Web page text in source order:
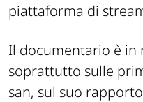
piattaforma di
Il documentario è in
soprattutto sulle
san, sul suo